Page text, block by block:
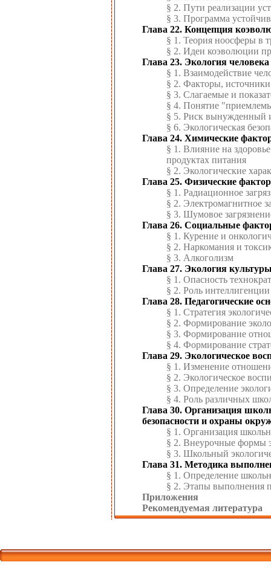
§ 2. Пути реализации
§ 3. Программа
Глава 22. Концепция
§ 1. Теория ноосферы в
§ 2. Идеи коэволюции
Глава 23. Экология человека
§ 1. Взаимодействие
§ 2. Факторы, источники
§ 3. Слагаемые и
§ 4. Понятие
§ 5. Риск вынужденный
§ 6. Экологическая
Глава 24. Химические
§ 1. Влияние на
продуктах питания
§ 2. Экологические
Глава 25. Физические
§ 1. Радиационное
§ 2. Электромагнитное
§ 3. Шумовое
Глава 26. Социальные
§ 1. Курение и
§ 2. Наркомания и
§ 3. Алкоголизм
Глава 27. Экология
§ 1. Опасность
§ 2. Роль интеллигенции
Глава 28. Педагогические
§ 1. Стратегия
§ 2. Формирование
§ 3. Формирование
§ 4. Формирование
Глава 29. Экологическое
§ 1. Изменение
§ 2. Экологическое
§ 3. Определение
§ 4. Роль различных
Глава 30. Организация
безопасности и охраны
§ 1. Организация
§ 2. Внеурочные формы
§ 3. Школьный
Глава 31. Методика
§ 1. Определение
§ 2. Этапы выполнения
Приложения
Рекомендуемая литература